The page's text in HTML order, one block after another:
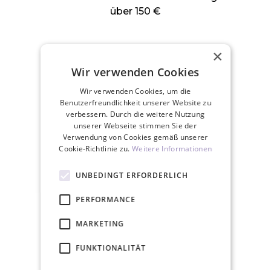
über 150 €
Wir versenden an Werktagen innerhalb
von 24 Stunden
ZUGEHÖRIGE PRODUKTE
×
Wir verwenden Cookies
Wir verwenden Cookies, um die
Benutzerfreundlichkeit unserer Website zu
verbessern. Durch die weitere Nutzung
unserer Webseite stimmen Sie der
Verwendung von Cookies gemäß unserer
Cookie-Richtlinie zu.Weitere Informationen
UNBEDINGT ERFORDERLICH
PERFORMANCE
MARKETING
FUNKTIONALITÄT